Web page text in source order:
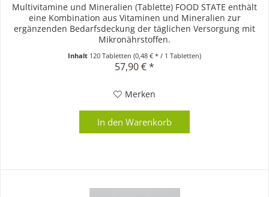
Multivitamine und Mineralien (Tablette) FOOD STATE enthält
eine Kombination aus Vitaminen und Mineralien zur
ergänzenden Bedarfsdeckung der täglichen Versorgung mit
Mikronährstoffen.
Inhalt 120 Tabletten(0,48 € * / 1 Tabletten)
57,90 € *
Merken
In den Warenkorb